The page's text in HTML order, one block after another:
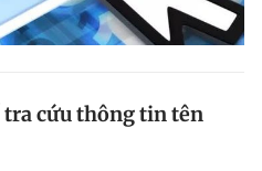
tra cứu thông tin tên